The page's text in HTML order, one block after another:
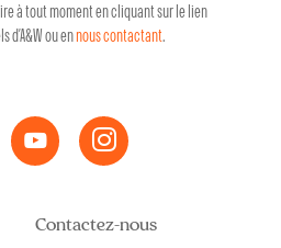
à tout moment en cliquant sur le lien
d’A&W ou ennous contactant.
Contactez-nous